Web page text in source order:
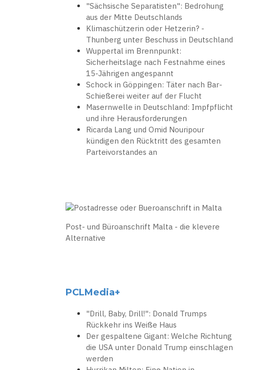
"Sächsische Separatisten": Bedrohung
aus der Mitte Deutschlands
Klimaschützerin oder Hetzerin? -
Thunberg unter Beschuss in Deutschland
Wuppertal im Brennpunkt:
Sicherheitslage nach Festnahme eines
15-Jährigen angespannt
Schock in Göppingen: Täter nach Bar-
Schießerei weiter auf der Flucht
Masernwelle in Deutschland: Impfpflicht
und ihre Herausforderungen
Ricarda Lang und Omid Nouripour
kündigen den Rücktritt des gesamten
Parteivorstandes an
Post- und Büroanschrift Malta - die klevere
Alternative
PCLMedia+
"Drill, Baby, Drill!": Donald Trumps
Rückkehr ins Weiße Haus
Der gespaltene Gigant: Welche Richtung
die USA unter Donald Trump einschlagen
werden